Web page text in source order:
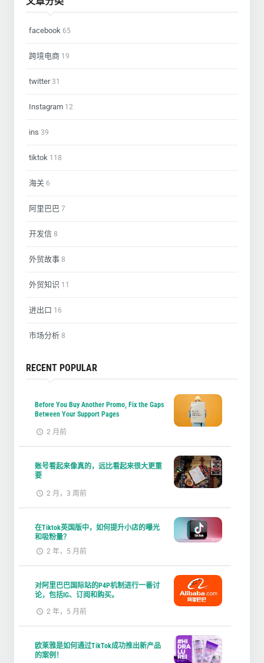
facebook 65
跨境电商 19
twitter31
Instagram 12
ins 39
tiktok 118
海关 6
阿里巴巴 7
开发信 8
外贸故事 8
外贸知识 11
进出口 16
市场分析 8
RECENT POPULAR
Before You Buy Another Promo, Fix the Gaps
Between Your Support Pages
2 月前
账号看起来像真的，远比看起来很大更重
要
2 月，3 周前
在Tiktok英国版中，如何提升小店的曝光
和吸粉量？
2 年，5 月前
对阿里巴巴国际站的P4P机制进行一番讨
论，包括IG、订阅和购买。
2 年，5 月前
欧莱雅是如何通过TikTok成功推出新产品
的案例！